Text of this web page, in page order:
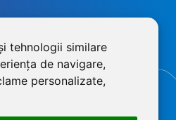
tehnologii similare
de navigare,
personalizate,